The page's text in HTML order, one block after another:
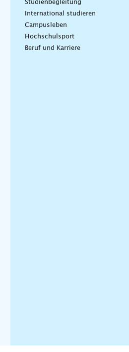
Studienbegleitung
International studieren
Campusleben
Hochschulsport
Beruf und Karriere